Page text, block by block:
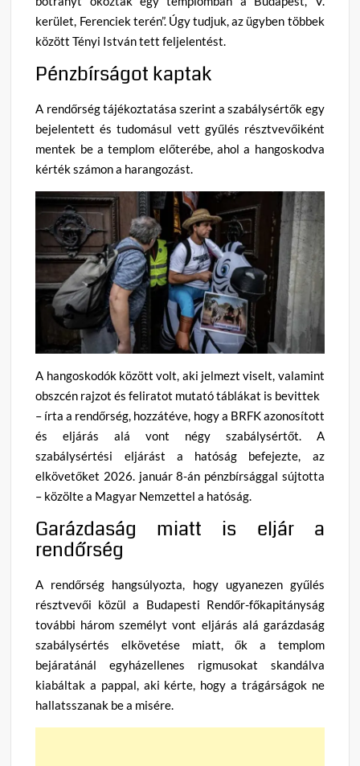
kerület, Ferenciek terén”. Úgy tudjuk, az ügyben többek
között Tényi István tett feljelentést.
Pénzbírságot kaptak
A rendőrség tájékoztatása szerint a szabálysértők egy
bejelentett és tudomásul vett gyűlés résztvevőiként
mentek be a templom előterébe, ahol a hangoskodva
kérték számon a harangozást.
A hangoskodók között volt, aki jelmezt viselt, valamint
obszcén rajzot és feliratot mutató táblákat is bevittek
– írta a rendőrség, hozzátéve, hogy a BRFK azonosított
és eljárás alá vont négy szabálysértőt. A
szabálysértési eljárást a hatóság befejezte, az
elkövetőket 2026. január 8-án pénzbírsággal sújtotta
– közölte a Magyar Nemzettel a hatóság.
Garázdaság miatt is eljár a
rendőrség
A rendőrség hangsúlyozta, hogy ugyanezen gyűlés
résztvevői közül a Budapesti Rendőr-főkapitányság
további három személyt vont eljárás alá garázdaság
szabálysértés elkövetése miatt, ők a templom
bejáratánál egyházellenes rigmusokat skandálva
kiabáltak a pappal, aki kérte, hogy a trágárságok ne
hallatsszanak be a misére.